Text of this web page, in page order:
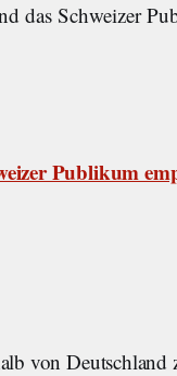
das Schweizer
Publikum
von